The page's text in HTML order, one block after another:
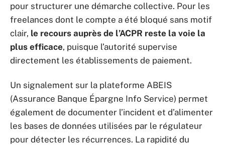
pour structurer une démarche collective. Pour les
freelances dont le compte a été bloqué sans motif
clair, le recours auprès de l’ACPR reste la voie la
plus efficace, puisque l’autorité supervise
directement les établissements de paiement.
Un signalement sur la plateforme ABEIS
(Assurance Banque Épargne Info Service) permet
également de documenter l’incident et d’alimenter
les bases de données utilisées par le régulateur
pour détecter les récurrences. La rapidité du